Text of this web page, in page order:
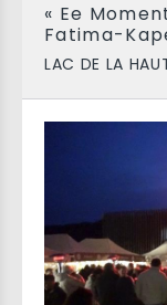
« Ee
Fatima-
LAC DE LA